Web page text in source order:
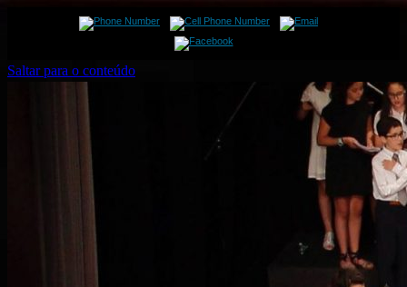
Saltar para o conteúdo